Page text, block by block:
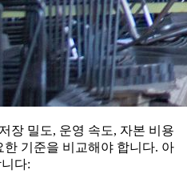
장 밀도, 운영 속도, 자본 비용
기준을 비교해야 합니다. 아
다: